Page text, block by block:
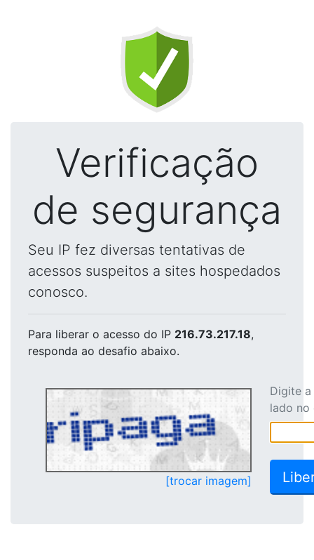
Verificação
de segurança
Seu IP fez diversas tentativas de
acessos suspeitos a sites hospedados
conosco.
Para liberar o acesso do IP 216.73.217.18,
responda ao desafio abaixo.
[trocar imagem]
Digite
lado no